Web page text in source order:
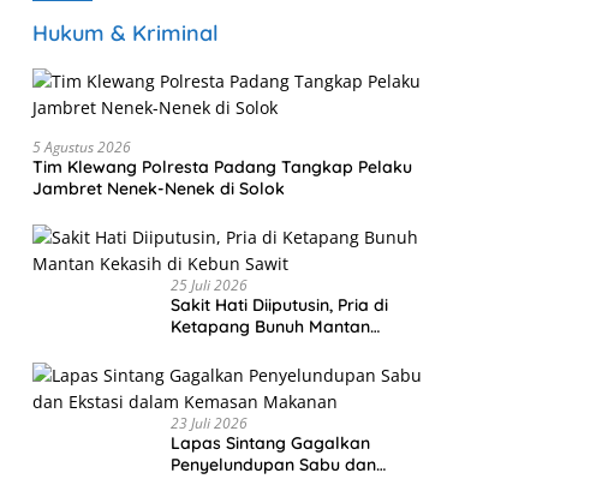
Hukum & Kriminal
5 Agustus 2026
Tim Klewang Polresta Padang Tangkap Pelaku
Jambret Nenek-Nenek di Solok
25 Juli 2026
Sakit Hati Diiputusin, Pria di
Ketapang Bunuh Mantan
23 Juli 2026
Lapas Sintang Gagalkan
Penyelundupan Sabu dan